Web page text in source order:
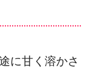
に甘く溶かさ